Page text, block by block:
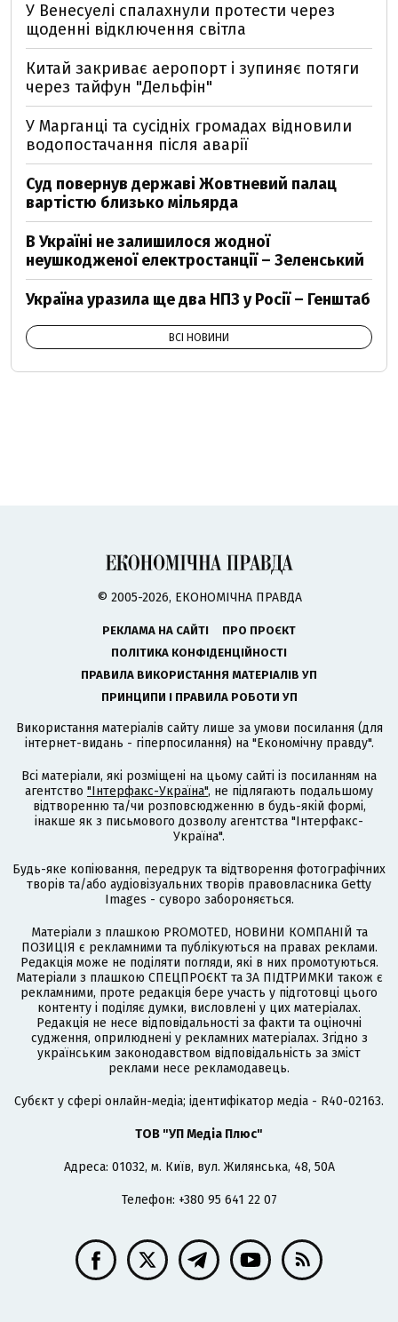
У Венесуелі спалахнули протести через
щоденні відключення світла
Китай закриває аеропорт і зупиняє потяги
через тайфун "Дельфін"
У Марганці та сусідніх громадах відновили
водопостачання після аварії
Суд повернув державі Жовтневий палац
вартістю близько мільярда
В Україні не залишилося жодної
неушкодженої електростанції – Зеленський
Україна уразила ще два НПЗ у Росії – Генштаб
ВСІ НОВИНИ
© 2005-2026, ЕКОНОМІЧНА ПРАВДА
РЕКЛАМА НА САЙТІ
ПРО ПРОЄКТ
ПОЛІТИКА КОНФІДЕНЦІЙНОСТІ
ПРАВИЛА ВИКОРИСТАННЯ МАТЕРІАЛІВ УП
ПРИНЦИПИ І ПРАВИЛА РОБОТИ УП
Використання матеріалів сайту лише за умови посилання (для
інтернет-видань - гіперпосилання) на "Економічну правду".
Всі матеріали, які розміщені на цьому сайті із посиланням на
агентство "Інтерфакс-Україна", не підлягають подальшому
відтворенню та/чи розповсюдженню в будь-якій формі,
інакше як з письмового дозволу агентства "Інтерфакс-
Україна".
Будь-яке копіювання, передрук та відтворення фотографічних
творів та/або аудіовізуальних творів правовласника Getty
Images - суворо забороняється.
Матеріали з плашкою PROMOTED, НОВИНИ КОМПАНІЙ та
ПОЗИЦІЯ є рекламними та публікуються на правах реклами.
Редакція може не поділяти погляди, які в них промотуються.
Матеріали з плашкою СПЕЦПРОЄКТ та ЗА ПІДТРИМКИ також є
рекламними, проте редакція бере участь у підготовці цього
контенту і поділяє думки, висловлені у цих матеріалах.
Редакція не несе відповідальності за факти та оціночні
судження, оприлюднені у рекламних матеріалах. Згідно з
українським законодавством відповідальність за зміст
реклами несе рекламодавець.
Cубєкт у сфері онлайн-медіа; ідентифікатор медіа - R40-02163.
ТОВ "УП Медіа Плюс"
Адреса: 01032, м. Київ, вул. Жилянська, 48, 50А
Телефон: +380 95 641 22 07